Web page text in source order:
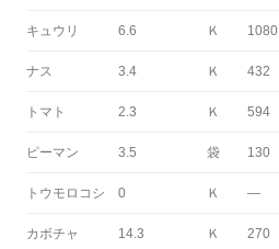
キュウリ 6.6 Ｋ 1080
ナス 3.4 Ｋ 432
トマト 2.3 Ｋ 594
ピーマン 3.5 袋 130
トウモロコシ 0 Ｋ —
カボチャ 14.3 Ｋ 270